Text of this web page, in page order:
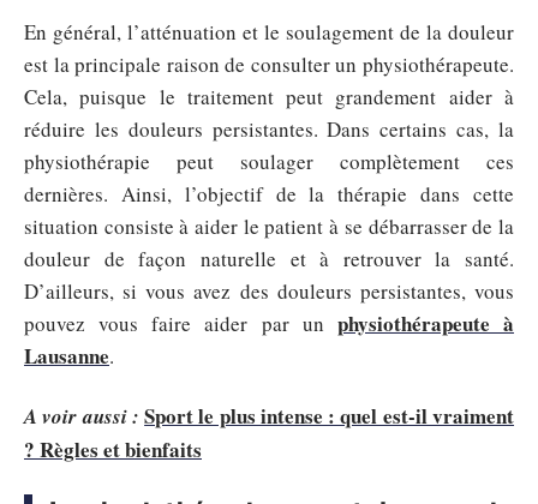
En général, l’atténuation et le soulagement de la douleur
est la principale raison de consulter un physiothérapeute.
Cela, puisque le traitement peut grandement aider à
réduire les douleurs persistantes. Dans certains cas, la
physiothérapie peut soulager complètement ces
dernières. Ainsi, l’objectif de la thérapie dans cette
situation consiste à aider le patient à se débarrasser de la
douleur de façon naturelle et à retrouver la santé.
D’ailleurs, si vous avez des douleurs persistantes, vous
pouvez vous faire aider par un physiothérapeute à
Lausanne.
A voir aussi : Sport le plus intense : quel est-il vraiment
? Règles et bienfaits